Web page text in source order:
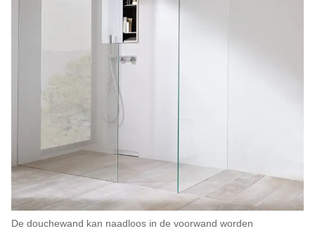
De douchewand kan naadloos in de voorwand worden